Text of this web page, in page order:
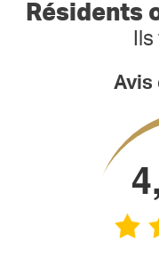
Résidents
Avis